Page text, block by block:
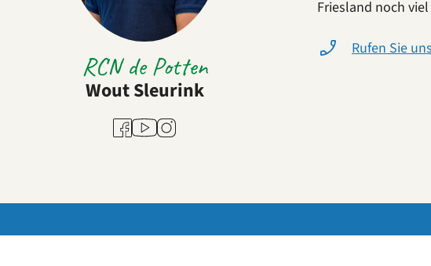
RCN de Potten
Wout Sleurink
Facebook
YoutubeInstagram
Friesland noch
Rufen Sie